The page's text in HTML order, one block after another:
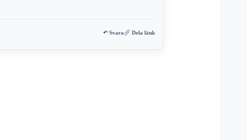
↶ Svara Dela länk